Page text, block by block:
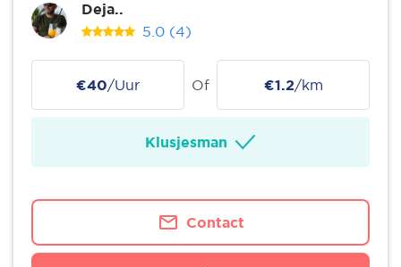
Deja..
5.0 (4)
€40/Uur Of €1.2/km
Klusjesman
Contact